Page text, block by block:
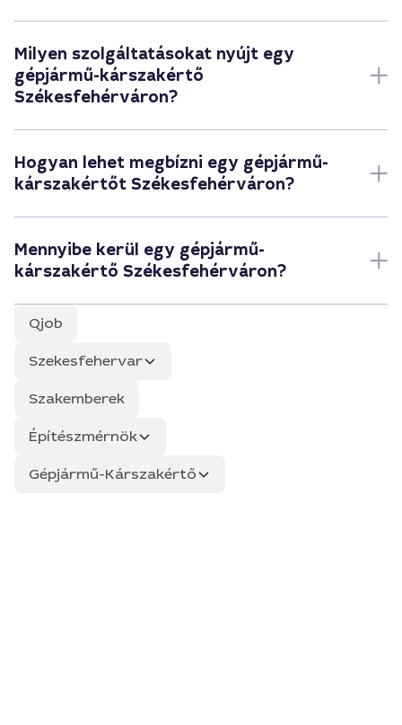
Milyen szolgáltatásokat nyújt egy
gépjármű-kárszakértő
Székesfehérváron?
Hogyan lehet megbízni egy gépjármű-
kárszakértőt Székesfehérváron?
Mennyibe kerül egy gépjármű-
kárszakértő Székesfehérváron?
Qjob
Szekesfehervar
Szakemberek
Építészmérnök
Gépjármű-Kárszakértő